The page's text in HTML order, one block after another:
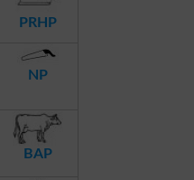
PRHP
NP
BAP